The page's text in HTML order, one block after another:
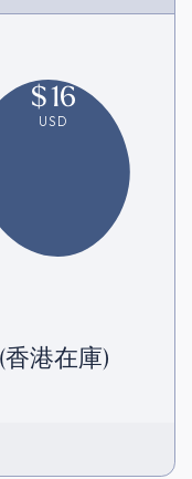
$16
USD
港在庫)